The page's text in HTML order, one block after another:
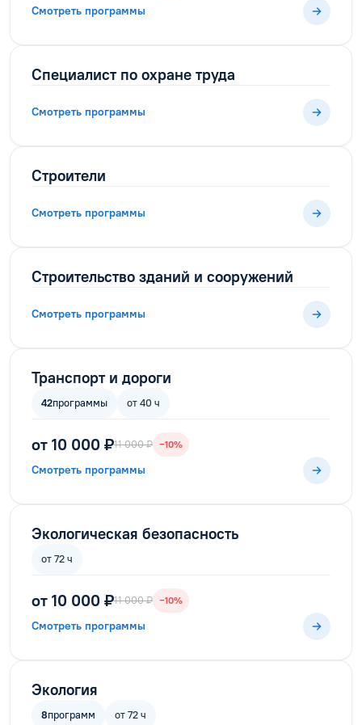
Смотреть программы
Специалист по охране труда
Смотреть программы
Строители
Смотреть программы
Строительство зданий и сооружений
Смотреть программы
Транспорт и дороги
42программы от 40 ч
от 10 000 ₽11 000 ₽ −10%
Смотреть программы
Экологическая безопасность
от 72 ч
от 10 000 ₽11 000 ₽ −10%
Смотреть программы
Экология
8программ от 72 ч